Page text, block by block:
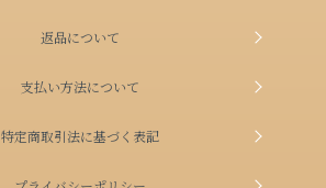
リック
容量別検索はこちらをクリック
返品について
支払い方法について
特定商取引法に基づく表記